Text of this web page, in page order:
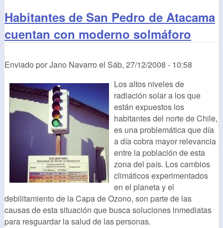
Habitantes de San Pedro de Atacama
cuentan con moderno solmáforo
Enviado porJano Navarro el Sáb, 27/12/2008 - 10:58
Los altos niveles de
radiación solar a los que
están expuestos los
habitantes del norte de Chile,
es una problemática que día
a día cobra mayor relevancia
entre la población de esta
zona del país. Los cambios
climáticos experimentados
en el planeta y el
debilitamiento de la Capa de Ozono, son parte de las
causas de esta situación que busca soluciones inmediatas
para resguardar la salud de las personas.